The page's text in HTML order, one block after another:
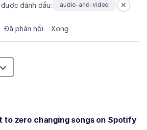
đánh dấu: audio-and-video
Đã phản hồi Xong
to zero changing songs on Spotify